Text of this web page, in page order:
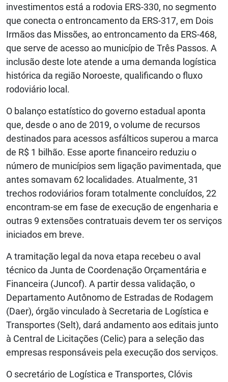
investimentos está a rodovia ERS-330, no segmento
que conecta o entroncamento da ERS-317, em Dois
Irmãos das Missões, ao entroncamento da ERS-468,
que serve de acesso ao município de Três Passos. A
inclusão deste lote atende a uma demanda logística
histórica da região Noroeste, qualificando o fluxo
rodoviário local.
O balanço estatístico do governo estadual aponta
que, desde o ano de 2019, o volume de recursos
destinados para acessos asfálticos superou a marca
de R$ 1 bilhão. Esse aporte financeiro reduziu o
número de municípios sem ligação pavimentada, que
antes somavam 62 localidades. Atualmente, 31
trechos rodoviários foram totalmente concluídos, 22
encontram-se em fase de execução de engenharia e
outras 9 extensões contratuais devem ter os serviços
iniciados em breve.
A tramitação legal da nova etapa recebeu o aval
técnico da Junta de Coordenação Orçamentária e
Financeira (Juncof). A partir dessa validação, o
Departamento Autônomo de Estradas de Rodagem
(Daer), órgão vinculado à Secretaria de Logística e
Transportes (Selt), dará andamento aos editais junto
à Central de Licitações (Celic) para a seleção das
empresas responsáveis pela execução dos serviços.
O secretário de Logística e Transportes, Clóvis